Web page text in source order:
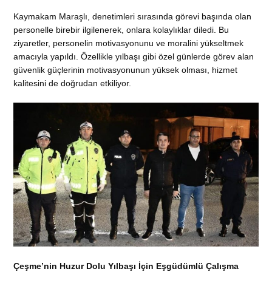
Kaymakam Maraşlı, denetimleri sırasında görevi başında olan
personelle birebir ilgilenerek, onlara kolaylıklar diledi. Bu
ziyaretler, personelin motivasyonunu ve moralini yükseltmek
amacıyla yapıldı. Özellikle yılbaşı gibi özel günlerde görev alan
güvenlik güçlerinin motivasyonunun yüksek olması, hizmet
kalitesini de doğrudan etkiliyor.
Çeşme’nin Huzur Dolu Yılbaşı İçin Eşgüdümlü Çalışma